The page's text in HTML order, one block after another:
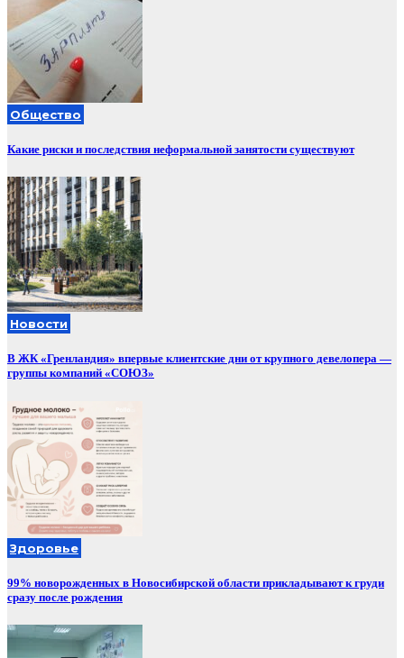
Общество
Какие риски и последствия неформальной занятости существуют
Новости
В ЖК «Гренландия» впервые клиентские дни от крупного девелопера —
группы компаний «СОЮЗ»
Здоровье
99% новорожденных в Новосибирской области прикладывают к груди
сразу после рождения